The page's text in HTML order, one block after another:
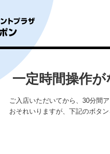
一定時間操作
ご入店いただいてから、30分間
おそれいりますが、下記のボタ